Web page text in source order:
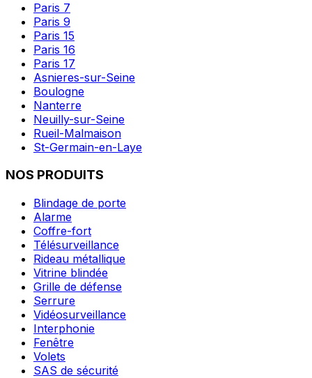
Paris 7
Paris 9
Paris 15
Paris 16
Paris 17
Asnieres-sur-Seine
Boulogne
Nanterre
Neuilly-sur-Seine
Rueil-Malmaison
St-Germain-en-Laye
NOS PRODUITS
Blindage de porte
Alarme
Coffre-fort
Télésurveillance
Rideau métallique
Vitrine blindée
Grille de défense
Serrure
Vidéosurveillance
Interphonie
Fenêtre
Volets
SAS de sécurité